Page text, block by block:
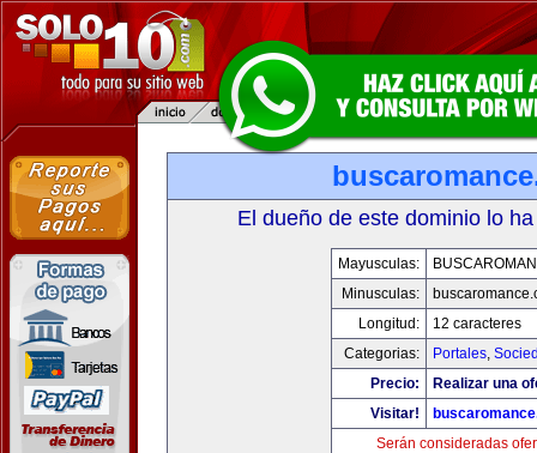
El dueño de este dominio lo
Mayusculas:
Minusculas:
Longitud:
12 caracteres
Categorias:
Portales,
Precio:
Realizar una
Visitar!
Serán consideradas